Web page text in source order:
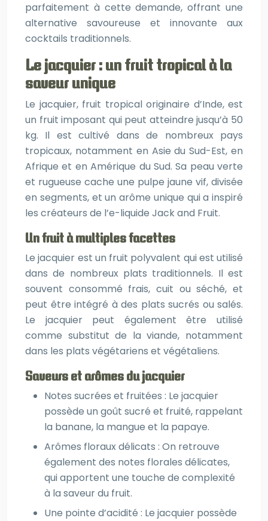
parfaitement à cette demande, offrant une
alternative savoureuse et innovante aux
cocktails traditionnels.
Le jacquier : un fruit tropical à la
saveur unique
Le jacquier, fruit tropical originaire d’Inde, est
un fruit imposant qui peut atteindre jusqu’à 50
kg. Il est cultivé dans de nombreux pays
tropicaux, notamment en Asie du Sud-Est, en
Afrique et en Amérique du Sud. Sa peau verte
et rugueuse cache une pulpe jaune vif, divisée
en segments, et un arôme unique qui a inspiré
les créateurs de l’e-liquide Jack and Fruit.
Un fruit à multiples facettes
Le jacquier est un fruit polyvalent qui est utilisé
dans de nombreux plats traditionnels. Il est
souvent consommé frais, cuit ou séché, et
peut être intégré à des plats sucrés ou salés.
Le jacquier peut également être utilisé
comme substitut de la viande, notamment
dans les plats végétariens et végétaliens.
Saveurs et arômes du jacquier
Notes sucrées et fruitées : Le jacquier
possède un goût sucré et fruité, rappelant
la banane, la mangue et la papaye.
Arômes floraux délicats : On retrouve
également des notes florales délicates,
qui apportent une touche de complexité
à la saveur du fruit.
Une pointe d’acidité : Le jacquier possède